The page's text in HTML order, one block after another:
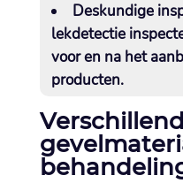
Deskundige
lekdetectie
voor en na het
producten.​